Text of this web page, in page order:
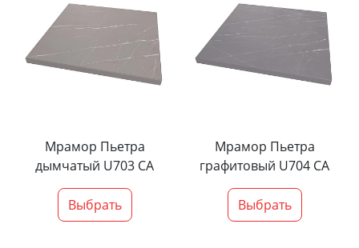
Мрамор Пьетра
дымчатый U703 CA
Выбрать
Мрамор Пьетра
графитовый U704 CA
Выбрать